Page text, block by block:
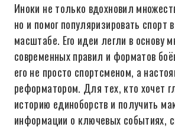
Иноки не только вдохновил
но и помог популяризировать спорт
масштабе. Его идеи легли в основу
современных правил и форматов
его не просто спортсменом, а
реформатором. Для тех, кто хочет
историю единоборств и получить
информации о ключевых событиях,